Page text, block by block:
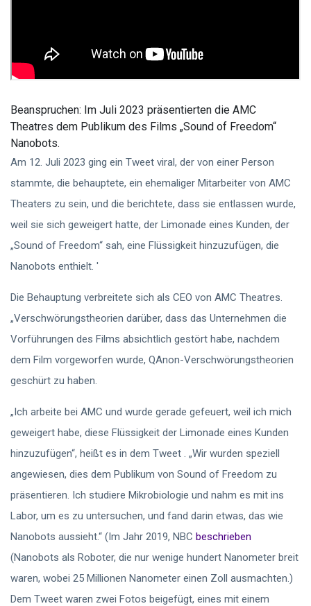
Beanspruchen: Im Juli 2023 präsentierten die AMC
Theatres dem Publikum des Films „Sound of Freedom“
Nanobots.
Am 12. Juli 2023 ging ein Tweet viral, der von einer Person
stammte, die behauptete, ein ehemaliger Mitarbeiter von AMC
Theaters zu sein, und die berichtete, dass sie entlassen wurde,
weil sie sich geweigert hatte, der Limonade eines Kunden, der
„Sound of Freedom“ sah, eine Flüssigkeit hinzuzufügen, die
Nanobots enthielt. '
Die Behauptung verbreitete sich als CEO von AMC Theatres.
„Verschwörungstheorien darüber, dass das Unternehmen die
Vorführungen des Films absichtlich gestört habe, nachdem
dem Film vorgeworfen wurde, QAnon-Verschwörungstheorien
geschürt zu haben.
„Ich arbeite bei AMC und wurde gerade gefeuert, weil ich mich
geweigert habe, diese Flüssigkeit der Limonade eines Kunden
hinzuzufügen“, heißt es in dem Tweet . „Wir wurden speziell
angewiesen, dies dem Publikum von Sound of Freedom zu
präsentieren. Ich studiere Mikrobiologie und nahm es mit ins
Labor, um es zu untersuchen, und fand darin etwas, das wie
Nanobots aussieht.“ (Im Jahr 2019, NBC beschrieben
(Nanobots als Roboter, die nur wenige hundert Nanometer breit
waren, wobei 25 Millionen Nanometer einen Zoll ausmachten.)
Dem Tweet waren zwei Fotos beigefügt, eines mit einem